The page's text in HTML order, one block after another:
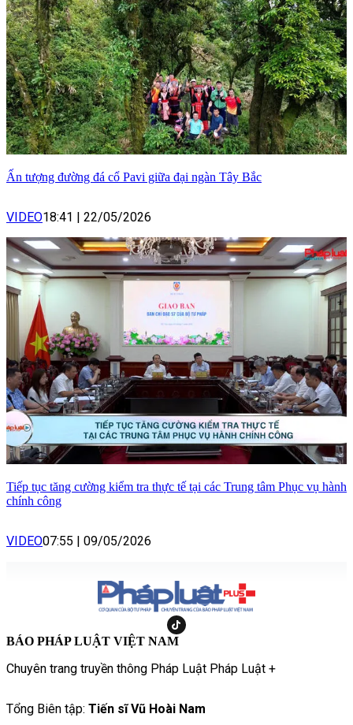
Ấn tượng đường đá cổ Pavi giữa đại ngàn Tây Bắc
VIDEO18:41 | 22/05/2026
Tiếp tục tăng cường kiểm tra thực tế tại các Trung tâm Phục vụ hành
chính công
VIDEO07:55 | 09/05/2026
BÁO PHÁP LUẬT VIỆT NAM
Chuyên trang truyền thông Pháp Luật Pháp Luật +
Tổng Biên tập: Tiến sĩ Vũ Hoài Nam